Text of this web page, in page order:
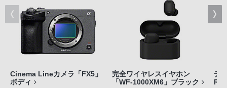
Cinema Lineカメラ「FX5」
ボディ
完全ワイヤレスイヤホン
「WF-1000XM6」ブラック
デ